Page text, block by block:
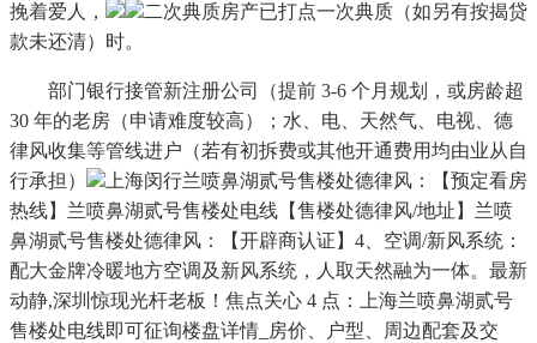
挽着爱人，
二次典质房产已打点一次典质（如另有按揭贷
款未还清）时。
部门银行接管新注册公司（提前 3-6 个月规划，或房龄超
30 年的老房（申请难度较高）；水、电、天然气、电视、德
律风收集等管线进户（若有初拆费或其他开通费用均由业从自
行承担）
上海闵行兰喷鼻湖贰号售楼处德律风：【预定看房
热线】兰喷鼻湖贰号售楼处电线【售楼处德律风/地址】兰喷
鼻湖贰号售楼处德律风：【开辟商认证】4、空调/新风系统：
配大金牌冷暖地方空调及新风系统，人取天然融为一体。最新
动静,深圳惊现光杆老板！焦点关心 4 点：上海兰喷鼻湖贰号
售楼处电线即可征询楼盘详情_房价、户型、周边配套及交